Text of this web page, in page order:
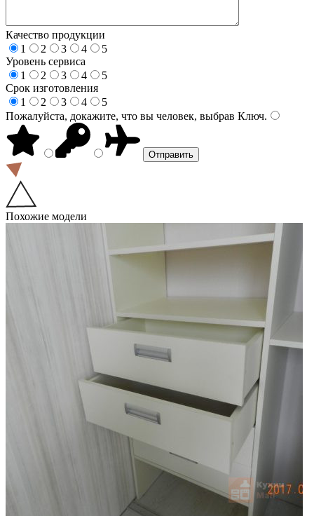
Качество продукции
1
2 3 4
5
Уровень сервиса
1
2 3 4
5
Срок изготовления
1
2 3 4
5
Пожалуйста, докажите, что вы человек, выбрав Ключ.
Похожие модели